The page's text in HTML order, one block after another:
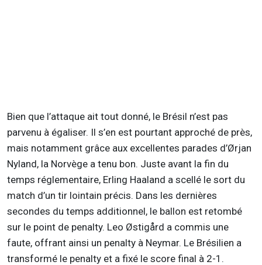
Bien que l’attaque ait tout donné, le Brésil n’est pas
parvenu à égaliser. Il s’en est pourtant approché de près,
mais notamment grâce aux excellentes parades d’Ørjan
Nyland, la Norvège a tenu bon. Juste avant la fin du
temps réglementaire, Erling Haaland a scellé le sort du
match d’un tir lointain précis. Dans les dernières
secondes du temps additionnel, le ballon est retombé
sur le point de penalty. Leo Østigård a commis une
faute, offrant ainsi un penalty à Neymar. Le Brésilien a
transformé le penalty et a fixé le score final à 2-1.